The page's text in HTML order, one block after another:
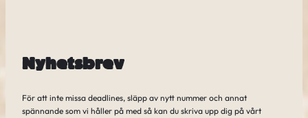
Nyhetsbrev
För att inte missa deadlines, släpp av nytt nummer och annat
spännande som vi håller på med så kan du skriva upp dig på vårt